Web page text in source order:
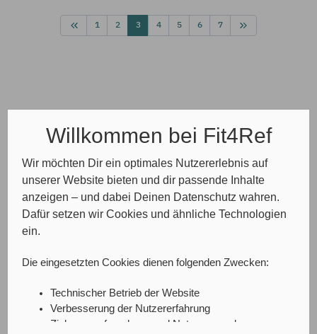
Willkommen bei Fit4Ref
Wir möchten Dir ein optimales Nutzererlebnis auf
unserer Website bieten und dir passende Inhalte
anzeigen – und dabei Deinen Datenschutz wahren.
Dafür setzen wir Cookies und ähnliche Technologien
ein.
Die eingesetzten Cookies dienen folgenden Zwecken:
Technischer Betrieb der Website
Verbesserung der Nutzererfahrung
Zielgruppenforschung und Nutzungsanalyse
dir hier, worauf du dabei achten
1 2 3 4 5 6 7